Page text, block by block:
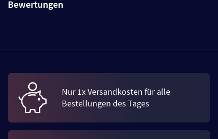
Bewertungen
Nur 1x Versandkosten für alle
Bestellungen des Tages